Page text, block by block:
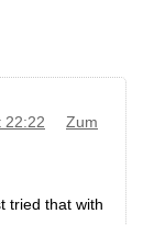
22:22
Zum
tried that with